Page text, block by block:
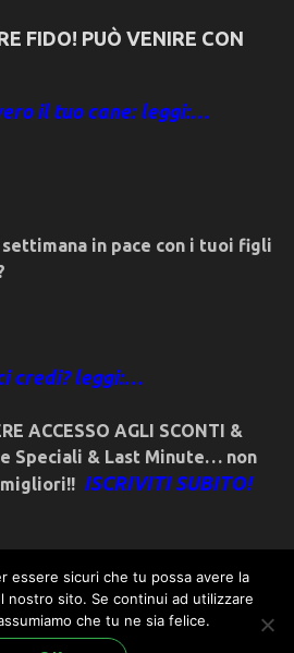
FIDO! PUÒ VENIRE CON
il tuo cane: leggi:…
in pace con i tuoi figli
credi? leggi:…
ACCESSO AGLI SCONTI &
Speciali & Last Minute… non
ISCRIVITI SUBITO!
LLC -*-
dragonslayer.com
essere sicuri che tu possa avere la
nostro sito. Se continui ad utilizzare
che tu ne sia felice.